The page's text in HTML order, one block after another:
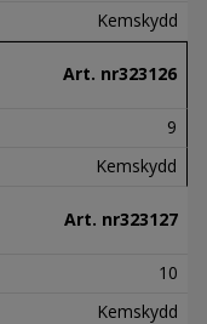
Kemskydd
Art. nr323126
9
Kemskydd
Art. nr323127
10
Kemskydd